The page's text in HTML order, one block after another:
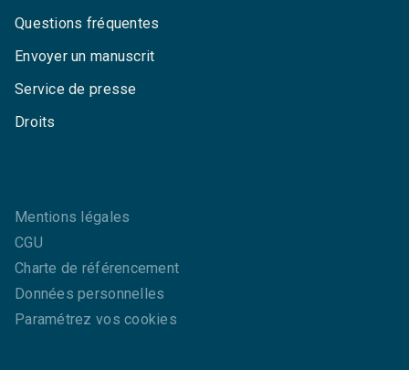
Questions fréquentes
Envoyer un manuscrit
Service de presse
Droits
Mentions légales
CGU
Charte de référencement
Données personnelles
Paramétrez vos cookies